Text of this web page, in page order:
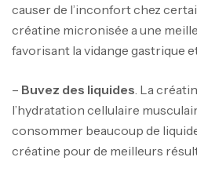
causer de l’inconfort chez
créatine micronisée a une
favorisant la vidange gastrique
– Buvez des liquides . La
l’hydratation cellulaire
consommer beaucoup de
créatine pour de meilleurs
د.ت126
Autres
د.ت269